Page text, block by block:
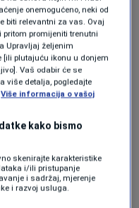
još od 1988.
u fokus
s
carina. “Kad su
posto za
su nam dolaziti
pravilo
onemogućeno, neki od
biti relevantni za vas. Ovaj
pritom promijeniti trenutni
Upravljaj željenim
plutajuću ikonu u donjem
Vaš odabir će se
više detalja, pogledajte
Više informacija o vašoj
kako bismo
skenirajte karakteristike
i/ili pristupanje
i sadržaj, mjerenje
i razvoj usluga.